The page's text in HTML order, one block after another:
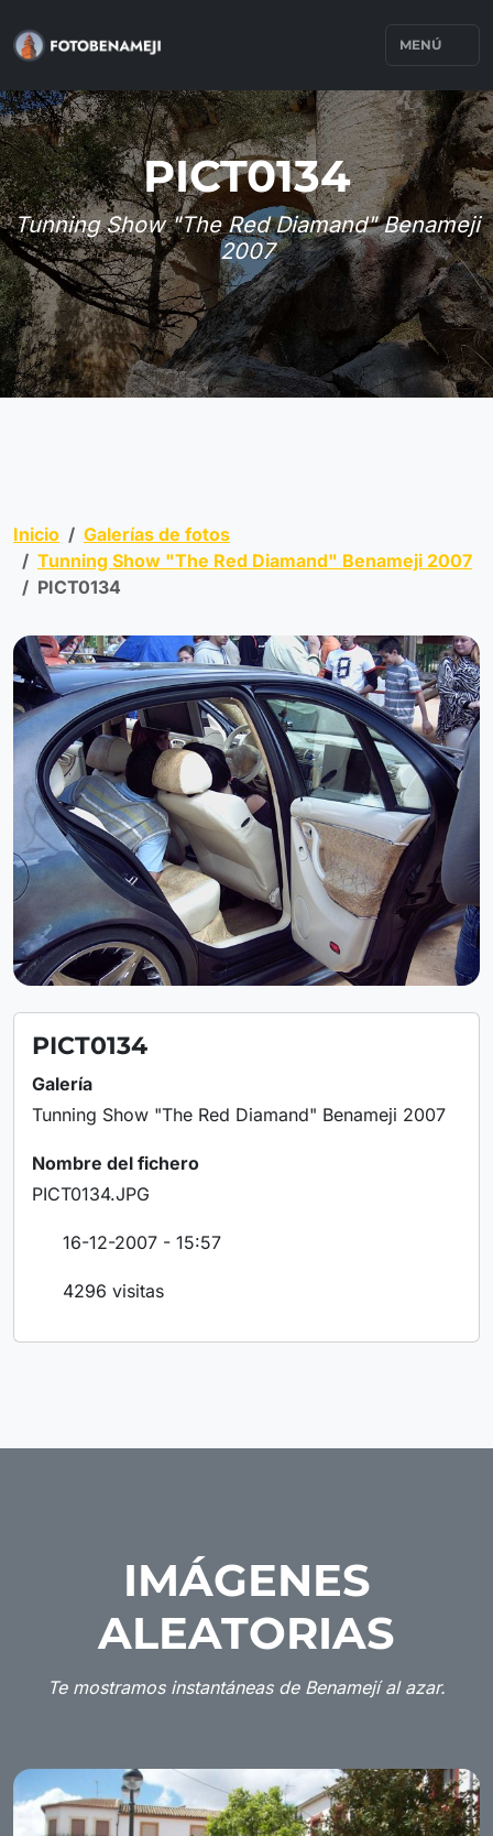
MENÚ
PICT0134
Tunning Show "The Red Diamand" Benameji
2007
Inicio
Galerías de fotos
Tunning Show "The Red Diamand" Benameji 2007
PICT0134
PICT0134
Galería
Tunning Show "The Red Diamand" Benameji 2007
Nombre del fichero
PICT0134.JPG
16-12-2007 - 15:57
4296 visitas
IMÁGENES
ALEATORIAS
Te mostramos instantáneas de Benamejí al azar.